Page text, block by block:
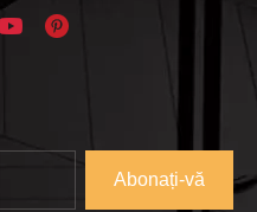
Abonați-vă